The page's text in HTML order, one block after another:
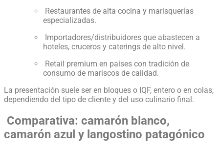
Restaurantes de alta cocina y marisquerías
especializadas.
Importadores/distribuidores que abastecen a
hoteles, cruceros y caterings de alto nivel.
Retail premium en países con tradición de
consumo de mariscos de calidad.
La presentación suele ser en bloques o IQF, entero o en colas,
dependiendo del tipo de cliente y del uso culinario final.
Comparativa: camarón blanco,
camarón azul y langostino patagónico